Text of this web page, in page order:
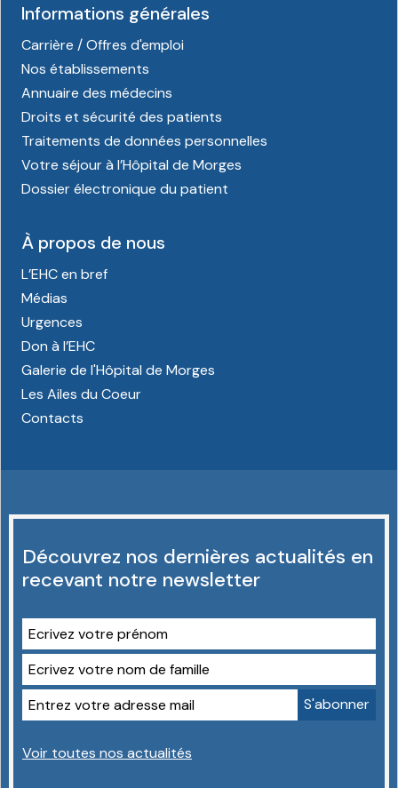
Informations générales
Carrière / Offres d'emploi
Nos établissements
Annuaire des médecins
Droits et sécurité des patients
Traitements de données personnelles
Votre séjour à l’Hôpital de Morges
Dossier électronique du patient
À propos de nous
L’EHC en bref
Médias
Urgences
Don à l’EHC
Galerie de l'Hôpital de Morges
Les Ailes du Coeur
Contacts
Découvrez nos dernières actualités en
recevant notre newsletter
Voir toutes nos actualités